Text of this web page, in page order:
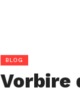
BLOG
Vorbire